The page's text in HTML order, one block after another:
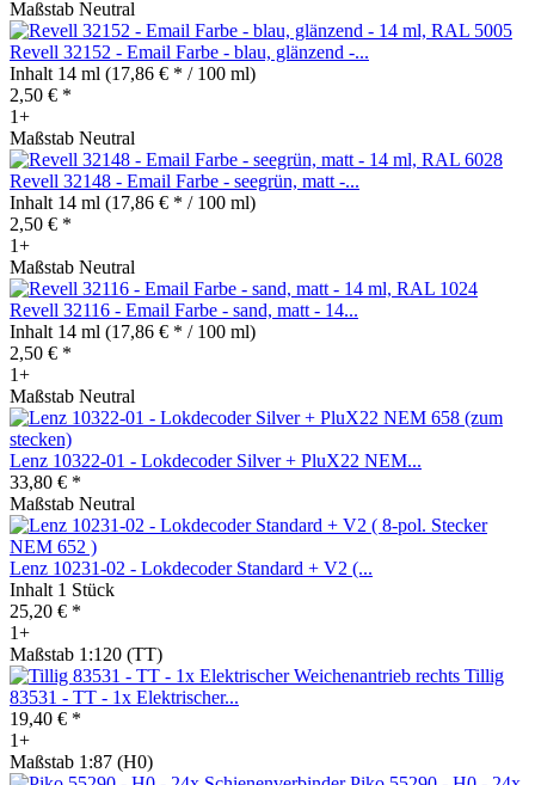
Maßstab Neutral
Revell 32152 - Email Farbe - blau, glänzend -...
Inhalt 14 ml (17,86 € * / 100 ml)
2,50 € *
1+
Maßstab Neutral
Revell 32148 - Email Farbe - seegrün, matt -...
Inhalt 14 ml (17,86 € * / 100 ml)
2,50 € *
1+
Maßstab Neutral
Revell 32116 - Email Farbe - sand, matt - 14...
Inhalt 14 ml (17,86 € * / 100 ml)
2,50 € *
1+
Maßstab Neutral
Lenz 10322-01 - Lokdecoder Silver + PluX22 NEM...
33,80 € *
Maßstab Neutral
Lenz 10231-02 - Lokdecoder Standard + V2 (...
Inhalt 1 Stück
25,20 € *
1+
Maßstab 1:120 (TT)
Tillig
83531 - TT - 1x Elektrischer...
19,40 € *
1+
Maßstab 1:87 (H0)